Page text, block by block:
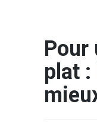
Pour
plat :